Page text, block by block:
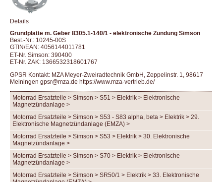
Details
Grundplatte m. Geber 8305.1-140/1 - elektronische Zündung Simson
Best.-Nr.: 10245-00S
GTIN/EAN: 4056144011781
ET-Nr. Simson: 390400
ET-Nr. ZAK: 1366532318601767
GPSR Kontakt: MZA Meyer-Zweiradtechnik GmbH, Zeppelinstr. 1, 98617
Meiningen gpsr@mza.de https://www.mza-vertrieb.de/
Motorrad Ersatzteile > Simson > S51 > Elektrik > Elektronische
Magnetzündanlage >
Motorrad Ersatzteile > Simson > S53 - S83 alpha, beta > Elektrik > 29.
Elektronische Magnetzündanlage (EMZA) >
Motorrad Ersatzteile > Simson > S53 > Elektrik > 30. Elektronische
Magnetzündanlage >
Motorrad Ersatzteile > Simson > S70 > Elektrik > Elektronische
Magnetzündanlage >
Motorrad Ersatzteile > Simson > SR50/1 > Elektrik > 33. Elektronische